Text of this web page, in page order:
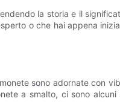
la storia e il
o che hai appena
sono adornate con
a smalto, ci sono alcuni